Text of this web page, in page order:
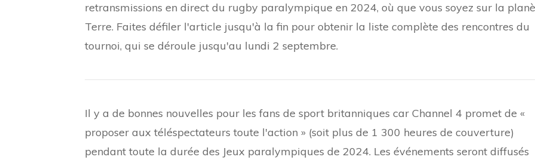
retransmissions en direct du rugby paralympique en 2024, où que vous soyez sur la
Terre. Faites défiler l'article jusqu'à la fin pour obtenir la liste complète des rencontres du
tournoi, qui se déroule jusqu'au lundi 2 septembre.
Il y a de bonnes nouvelles pour les fans de sport britanniques car Channel 4 promet de «
proposer aux téléspectateurs toute l'action » (soit plus de 1 300 heures de couverture)
pendant toute la durée des Jeux paralympiques de 2024. Les événements seront diffusés